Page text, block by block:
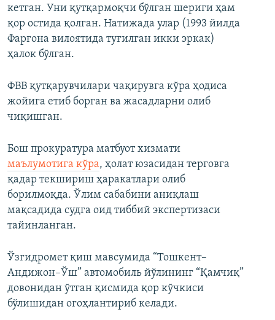
кетган. Уни қутқармоқчи бўлган шериги ҳам
қор остида қолган. Натижада улар (1993 йилда
Фарғона вилоятида туғилган икки эркак)
ҳалок бўлган.
ФВВ қутқарувчилари чақирувга кўра ҳодиса
жойига етиб борган ва жасадларни олиб
чиқишган.
Бош прокуратура матбуот хизмати
маълумотига кўра, ҳолат юзасидан терговга
қадар текшириш ҳаракатлари олиб
борилмоқда. Ўлим сабабини аниқлаш
мақсадида судга оид тиббий экспертизаси
тайинланган.
Ўзгидромет қиш мавсумида “Тошкент–
Андижон–Ўш” автомобиль йўлининг “Қамчиқ”
довонидан ўтган қисмида қор кўчкиси
бўлишидан огоҳлантириб келади.